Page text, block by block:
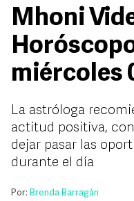
Mhoni
miércoles
La astróloga
actitud positiva,
dejar pasar las
durante el día
Por: Brenda Barragán